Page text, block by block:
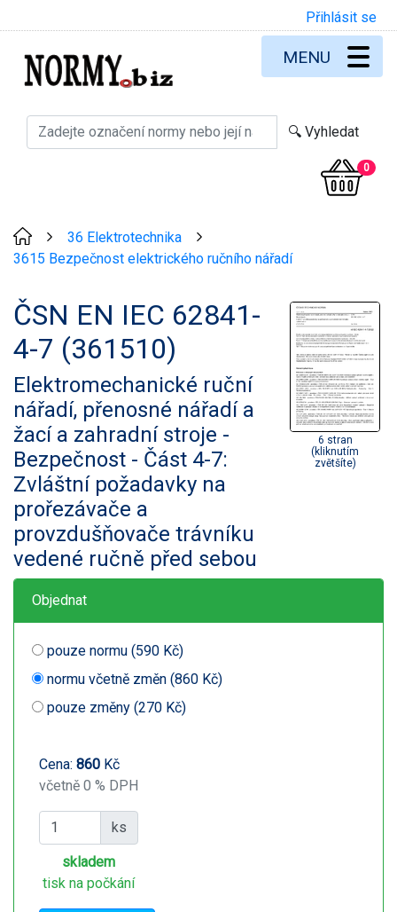
Přihlásit se
0
MENU
36 Elektrotechnika
3615 Bezpečnost elektrického ručního nářadí
ČSN EN IEC 62841-
4-7 (361510)
Elektromechanické ruční
nářadí, přenosné nářadí a
žací a zahradní stroje -
Bezpečnost - Část 4-7:
Zvláštní požadavky na
prořezávače a
provzdušňovače trávníku
vedené ručně před sebou
6 stran
(kliknutím
zvětšíte)
Objednat
pouze normu (590 Kč)
normu včetně změn (860 Kč)
pouze změny (270 Kč)
Cena: 860 Kč
včetně 0 % DPH
ks
skladem
tisk na počkání